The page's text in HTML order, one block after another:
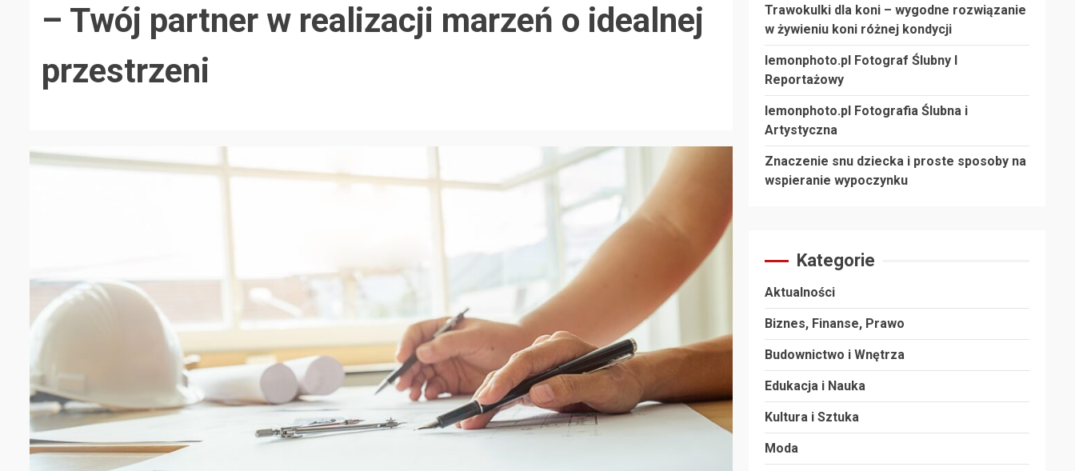
– Twój partner w realizacji marzeń o idealnej
przestrzeni
Trawokulki dla koni – wygodne rozwiązanie
w żywieniu koni różnej kondycji
lemonphoto.pl Fotograf Ślubny I
Reportażowy
lemonphoto.pl Fotografia Ślubna i
Artystyczna
Znaczenie snu dziecka i proste sposoby na
wspieranie wypoczynku
Kategorie
Aktualności
Biznes, Finanse, Prawo
Budownictwo i Wnętrza
Edukacja i Nauka
Kultura i Sztuka
Moda